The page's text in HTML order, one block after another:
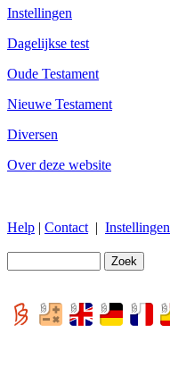
Instellingen
Dagelijkse test
Oude Testament
Nieuwe Testament
Diversen
Over deze website
Help | Contact | Instellingen